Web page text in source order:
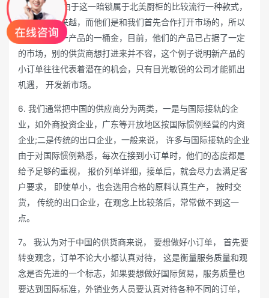
约， 现在，由于这一暗锁属于北美厨柜的比较流行一种款式，
订单已经越来越，而他们是和我们首先合作打开市场的，所以
也分享了这一产品的一桶金，目前，他们的产品已占据了一定
的市场，别的供货商想打进来并不容，这个例子说明新产品的
小订单往往代表着潜在的机会，只有目光敏锐的公司才能抓出
机遇， 开发新市场。
6. 我们通常把中国的供应商分为两类，一是与国际接轨的企
业，如外商投资企业，广东等开放地区按国际惯例经营的内资
企业;二是传统的出口企业，一般来说， 许多与国际接轨的企业
由于对国际惯例熟悉，每次在接到小订单时，他们的态度都是
给予足够的重视， 报价列单详细，接单后，就会尽力去满足客
户要求， 即使单小，也会选用合格的原料认真生产， 按时交
货， 传统的出口企业，在观念上比较落后，常常做不到这一
点。
7。 我认为对于中国的供货商来说， 要想做好小订单， 首先要
转变观念，订单不论大小都认真对待， 这是衡量服务质量和观
念是否先进的一个标志，如果要想做好国际贸易，服务质量也
要达到国际标准，外销业务人员要认真对待各种不同的订单，